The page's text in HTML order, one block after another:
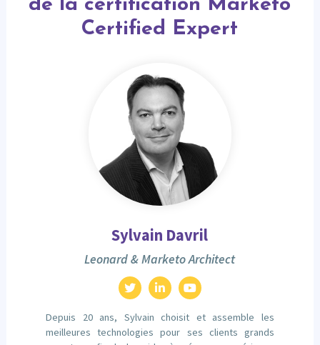
de la certification Marketo
Certified Expert
Sylvain Davril
Leonard & Marketo Architect
Depuis 20 ans, Sylvain choisit et assemble les
meilleures technologies pour ses clients grands